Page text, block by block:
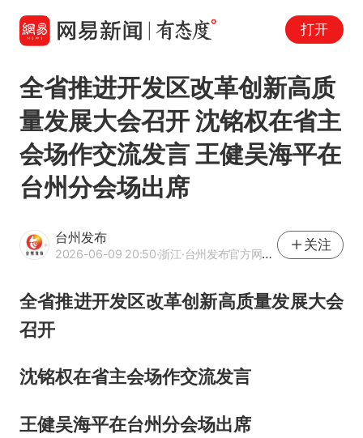
打开
全省推进开发区改革创新高质
量发展大会召开 沈铭权在省主
会场作交流发言 王健吴海平在
台州分会场出席
台州发布
2026-06-09 20:50·浙江·台州发布官方网易号
关注
全省推进开发区改革创新高质量发展大会
召开
沈铭权在省主会场作交流发言
王健吴海平在台州分会场出席